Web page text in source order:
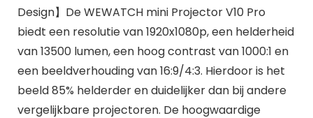
Design】De WEWATCH mini Projector V10 Pro
biedt een resolutie van 1920x1080p, een helderheid
van 13500 lumen, een hoog contrast van 1000:1 en
een beeldverhouding van 16:9/4:3. Hierdoor is het
beeld 85% helderder en duidelijker dan bij andere
vergelijkbare projectoren. De hoogwaardige